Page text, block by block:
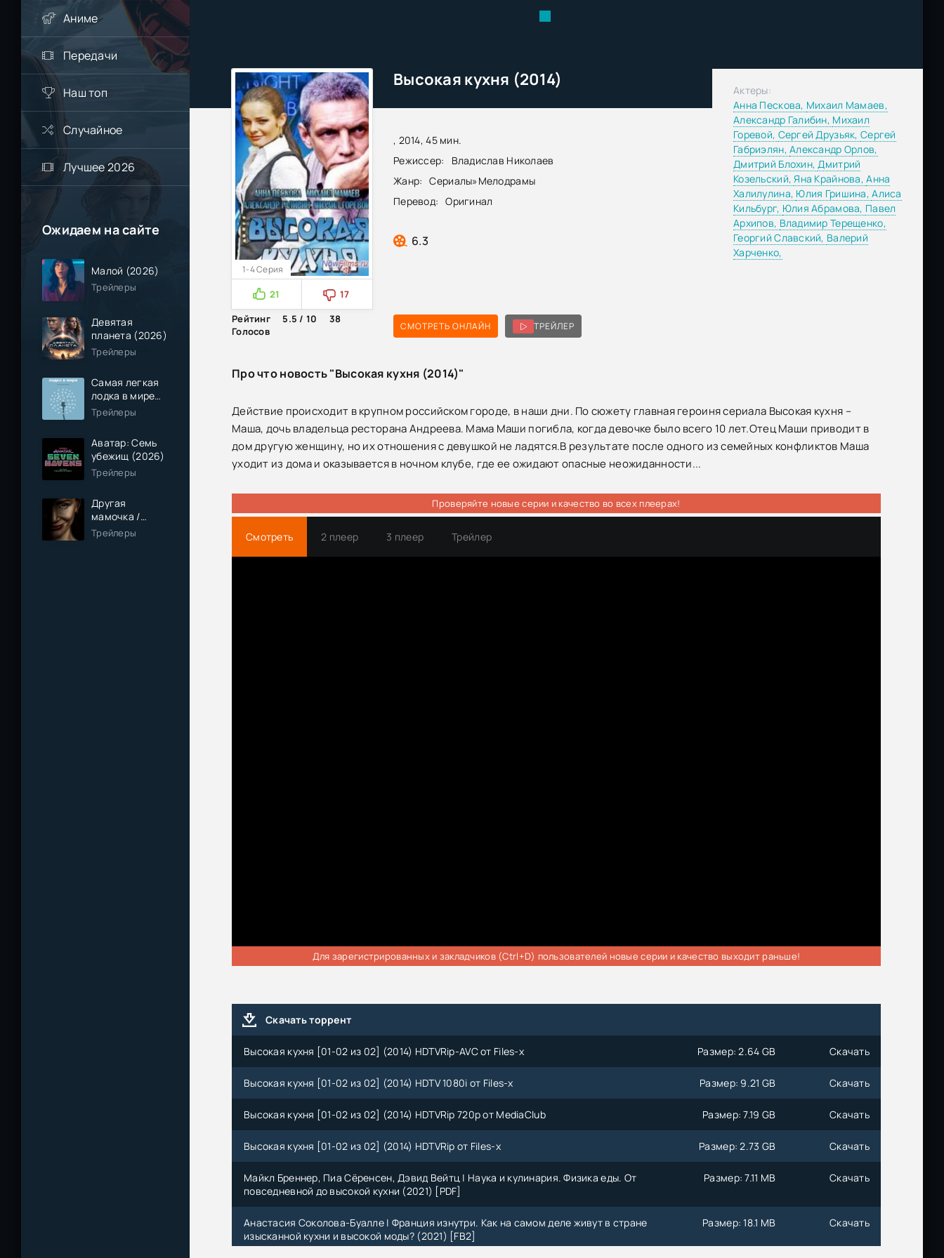
Аниме
Передачи
Наш топ
Случайное
Лучшее 2026
Ожидаем на сайте
Малой (2026)
Трейлеры
Девятая
планета (2026)
Трейлеры
Самая легкая
лодка в мире
(2026)
Трейлеры
Аватар: Семь
убежищ (2026)
Трейлеры
Другая
мамочка /
Чужая мама
(2026)
Трейлеры
Высокая кухня (2014)
, 2014, 45 мин.
Режиссер:
Владислав Николаев
Жанр:
Сериалы»Мелодрамы
Перевод: Оригинал
6.3
1-4 Серия
21
17
Рейтинг
5.5 / 10
38
Голосов
СМОТРЕТЬ ОНЛАЙН ТРЕЙЛЕР
Актеры:
Анна Пескова, Михаил Мамаев,
Александр Галибин, Михаил
Горевой, Сергей Друзьяк, Сергей
Габриэлян,Александр Орлов,
Дмитрий Блохин,Дмитрий
Козельский,Яна Крайнова,Анна
Халилулина, Юлия Гришина,Алиса
Кильбург, Юлия Абрамова, Павел
Архипов, Владимир Терещенко,
Георгий Славский, Валерий
Харченко,
Про что новость "Высокая кухня (2014)"
Действие происходит в крупном российском городе, в наши дни. По сюжету главная героиня сериала Высокая кухня –
Маша, дочь владельца ресторана Андреева. Мама Маши погибла, когда девочке было всего 10 лет.Отец Маши приводит в
дом другую женщину, но их отношения с девушкой не ладятся.В результате после одного из семейных конфликтов Маша
уходит из дома и оказывается в ночном клубе, где ее ожидают опасные неожиданности...
Проверяйте новые серии и качество во всех плеерах!
Смотреть 2 плеер 3 плеер Трейлер
Для зарегистрированных и закладчиков (Ctrl+D) пользователей новые серии и качество выходит раньше!
Скачать торрент
Высокая кухня [01-02 из 02] (2014) HDTVRip-AVC от Files-x Размер: 2.64 GB Скачать
Высокая кухня [01-02 из 02] (2014) HDTV 1080i от Files-x Размер: 9.21 GB Скачать
Высокая кухня [01-02 из 02] (2014) HDTVRip 720p от MediaClub Размер: 7.19 GB Скачать
Высокая кухня [01-02 из 02] (2014) HDTVRip от Files-x Размер: 2.73 GB Скачать
Майкл Бреннер, Пиа Сёренсен, Дэвид Вейтц | Наука и кулинария. Физика еды. От
повседневной до высокой кухни (2021) [PDF]
Размер: 7.11 MB Скачать
Анастасия Соколова-Буалле | Франция изнутри. Как на самом деле живут в стране
изысканной кухни и высокой моды? (2021) [FB2]
Размер: 18.1 MB Скачать